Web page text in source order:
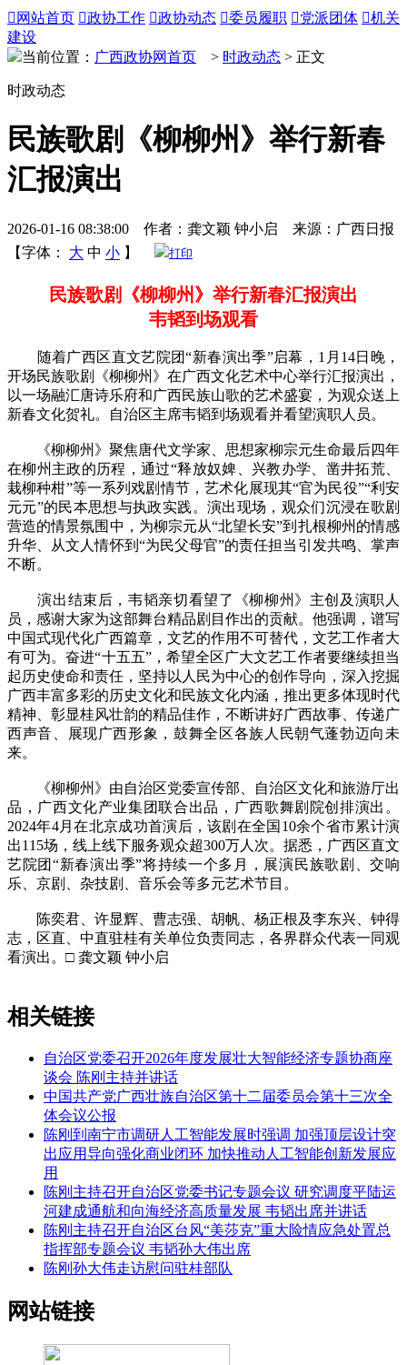
 网站首页 政协工作 政协动态 委员履职 党派团体 机关
建设
当前位置： 广西政协网首页 > 时政动态 > 正文
时政动态
民族歌剧《柳柳州》举行新春
汇报演出
2026-01-16 08:38:00 作者：龚文颖 钟小启 来源：广西日报
【字体：
大 中 小 】 打印
民族歌剧《柳柳州》举行新春汇报演出
韦韬到场观看
随着广西区直文艺院团“新春演出季”启幕，1月14日晚，
开场民族歌剧《柳柳州》在广西文化艺术中心举行汇报演出，
以一场融汇唐诗乐府和广西民族山歌的艺术盛宴，为观众送上
新春文化贺礼。自治区主席韦韬到场观看并看望演职人员。
《柳柳州》聚焦唐代文学家、思想家柳宗元生命最后四年
在柳州主政的历程，通过“释放奴婢、兴教办学、凿井拓荒、
栽柳种柑”等一系列戏剧情节，艺术化展现其“官为民役”“利安
元元”的民本思想与执政实践。演出现场，观众们沉浸在歌剧
营造的情景氛围中，为柳宗元从“北望长安”到扎根柳州的情感
升华、从文人情怀到“为民父母官”的责任担当引发共鸣、掌声
不断。
演出结束后，韦韬亲切看望了《柳柳州》主创及演职人
员，感谢大家为这部舞台精品剧目作出的贡献。他强调，谱写
中国式现代化广西篇章，文艺的作用不可替代，文艺工作者大
有可为。奋进“十五五”，希望全区广大文艺工作者要继续担当
起历史使命和责任，坚持以人民为中心的创作导向，深入挖掘
广西丰富多彩的历史文化和民族文化内涵，推出更多体现时代
精神、彰显桂风壮韵的精品佳作，不断讲好广西故事、传递广
西声音、展现广西形象，鼓舞全区各族人民朝气蓬勃迈向未
来。
《柳柳州》由自治区党委宣传部、自治区文化和旅游厅出
品，广西文化产业集团联合出品，广西歌舞剧院创排演出。
2024年4月在北京成功首演后，该剧在全国10余个省市累计演
出115场，线上线下服务观众超300万人次。据悉，广西区直文
艺院团“新春演出季”将持续一个多月，展演民族歌剧、交响
乐、京剧、杂技剧、音乐会等多元艺术节目。
陈奕君、许显辉、曹志强、胡帆、杨正根及李东兴、钟得
志，区直、中直驻桂有关单位负责同志，各界群众代表一同观
看演出。□ 龚文颖 钟小启
相关链接
自治区党委召开2026年度发展壮大智能经济专题协商座
谈会 陈刚主持并讲话
中国共产党广西壮族自治区第十二届委员会第十三次全
体会议公报
陈刚到南宁市调研人工智能发展时强调 加强顶层设计突
出应用导向强化商业闭环 加快推动人工智能创新发展应
用
陈刚主持召开自治区党委书记专题会议 研究调度平陆运
河建成通航和向海经济高质量发展 韦韬出席并讲话
陈刚主持召开自治区台风“美莎克”重大险情应急处置总
指挥部专题会议 韦韬孙大伟出席
陈刚孙大伟走访慰问驻桂部队
网站链接